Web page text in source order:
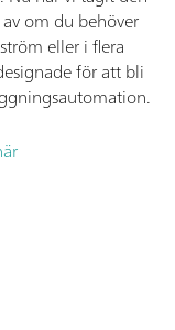
om du behöver
eller i flera
för att bli